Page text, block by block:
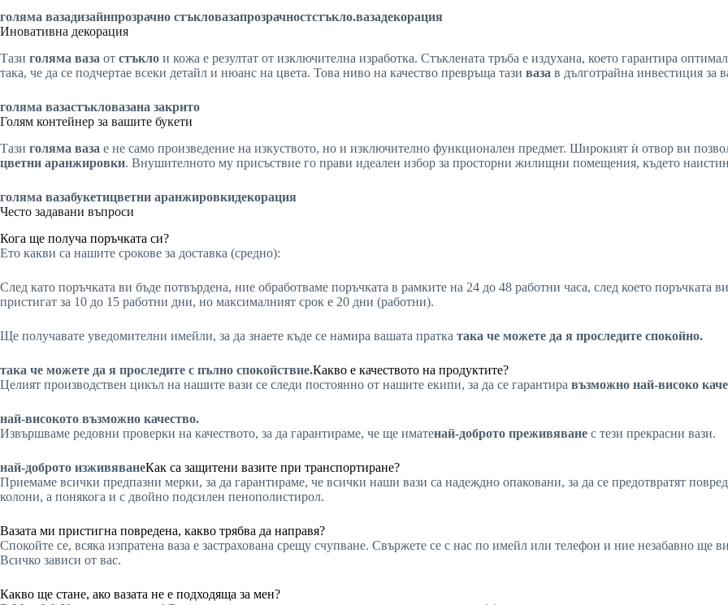
голяма вазадизайнпрозрачно стъкловазапрозрачностстъкло.вазадекорация
Иновативна декорация
Тази голяма ваза от стъкло и кожа е резултат от изключителна изработка. Стъклената тръба е издухана, което гарантира
така, че да се подчертае всеки детайл и нюанс на цвета. Това ниво на качество превръща тази ваза в дълготрайна инвестиция за
голяма вазастъкловазана закрито
Голям контейнер за вашите букети
Тази голяма ваза е не само произведение на изкуството, но и изключително функционален предмет. Широкият ѝ отвор ви
цветни аранжировки. Внушителното му присъствие го прави идеален избор за просторни жилищни помещения, където
голяма вазабукетицветни аранжировкидекорация
Често задавани въпроси
Кога ще получа поръчката си?
Ето какви са нашите срокове за доставка (средно):
След като поръчката ви бъде потвърдена, ние обработваме поръчката в рамките на 24 до 48 работни часа, след което
пристигат за 10 до 15 работни дни, но максималният срок е 20 дни (работни).
Ще получавате уведомителни имейли, за да знаете къде се намира вашата пратка така че можете да я проследите спокойно.
така че можете да я проследите с пълно спокойствие.Какво е качеството на продуктите?
Целият производствен цикъл на нашите вази се следи постоянно от нашите екипи, за да се гарантира възможно най-високо
най-високото възможно качество.
Извършваме редовни проверки на качеството, за да гарантираме, че ще иматенай-доброто преживяване с тези прекрасни вази.
най-доброто изживяванеКак са защитени вазите при транспортиране?
Приемаме всички предпазни мерки, за да гарантираме, че всички наши вази са надеждно опаковани, за да се предотвратят
колони, а понякога и с двойно подсилен пенополистирол.
Вазата ми пристигна повредена, какво трябва да направя?
Спокойте се, всяка изпратена ваза е застрахована срещу счупване. Свържете се с нас по имейл или телефон и ние незабавно ще
Всичко зависи от вас.
Какво ще стане, ако вазата не е подходяща за мен?